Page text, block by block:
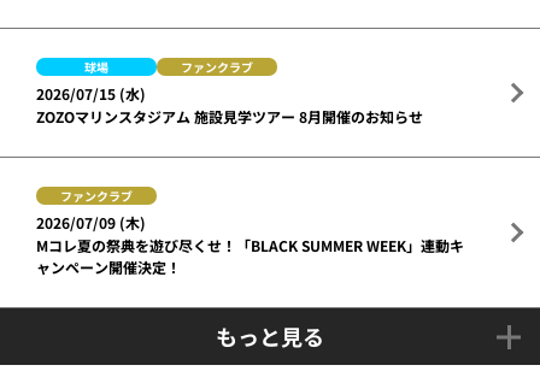
球場 ファンクラブ
2026/07/15 (水)
ZOZOマリンスタジアム 施設見学ツアー 8月開催のお知らせ
ファンクラブ
2026/07/09 (木)
Mコレ夏の祭典を遊び尽くせ！「BLACK SUMMER WEEK」連動キ
ャンペーン開催決定！
もっと見る